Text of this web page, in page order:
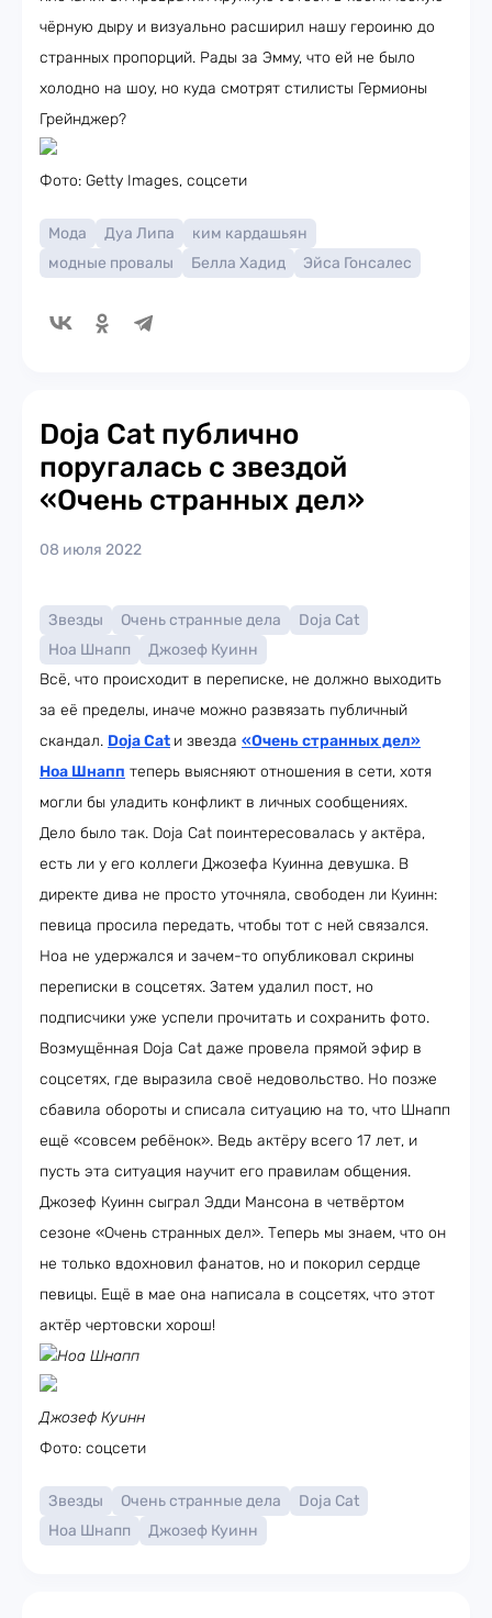
чёрную дыру и визуально расширил нашу героиню до
странных пропорций. Рады за Эмму, что ей не было
холодно на шоу, но куда смотрят стилисты Гермионы
Грейнджер?
Фото: Getty Images, соцсети
Мода Дуа Липа
ким кардашьян
модные провалы
Белла Хадид Эйса Гонсалес
Doja Cat публично
поругалась с звездой
«Очень странных дел»
08 июля 2022
Звезды Очень странные дела
Doja Cat
Ноа Шнапп
Джозеф Куинн
Всё, что происходит в переписке, не должно выходить
за её пределы, иначе можно развязать публичный
скандал. Doja Cat и звезда «Очень странных дел»
Ноа Шнапп теперь выясняют отношения в сети, хотя
могли бы уладить конфликт в личных сообщениях.
Дело было так. Doja Cat поинтересовалась у актёра,
есть ли у его коллеги Джозефа Куинна девушка. В
директе дива не просто уточняла, свободен ли Куинн:
певица просила передать, чтобы тот с ней связался.
Ноа не удержался и зачем-то опубликовал скрины
переписки в соцсетях. Затем удалил пост, но
подписчики уже успели прочитать и сохранить фото.
Возмущённая Doja Cat даже провела прямой эфир в
соцсетях, где выразила своё недовольство. Но позже
сбавила обороты и списала ситуацию на то, что Шнапп
ещё «совсем ребёнок». Ведь актёру всего 17 лет, и
пусть эта ситуация научит его правилам общения.
Джозеф Куинн сыграл Эдди Мансона в четвёртом
сезоне «Очень странных дел». Теперь мы знаем, что он
не только вдохновил фанатов, но и покорил сердце
певицы. Ещё в мае она написала в соцсетях, что этот
актёр чертовски хорош!
Ноа Шнапп
Джозеф Куинн
Фото: соцсети
Звезды Очень странные дела
Doja Cat
Ноа Шнапп
Джозеф Куинн